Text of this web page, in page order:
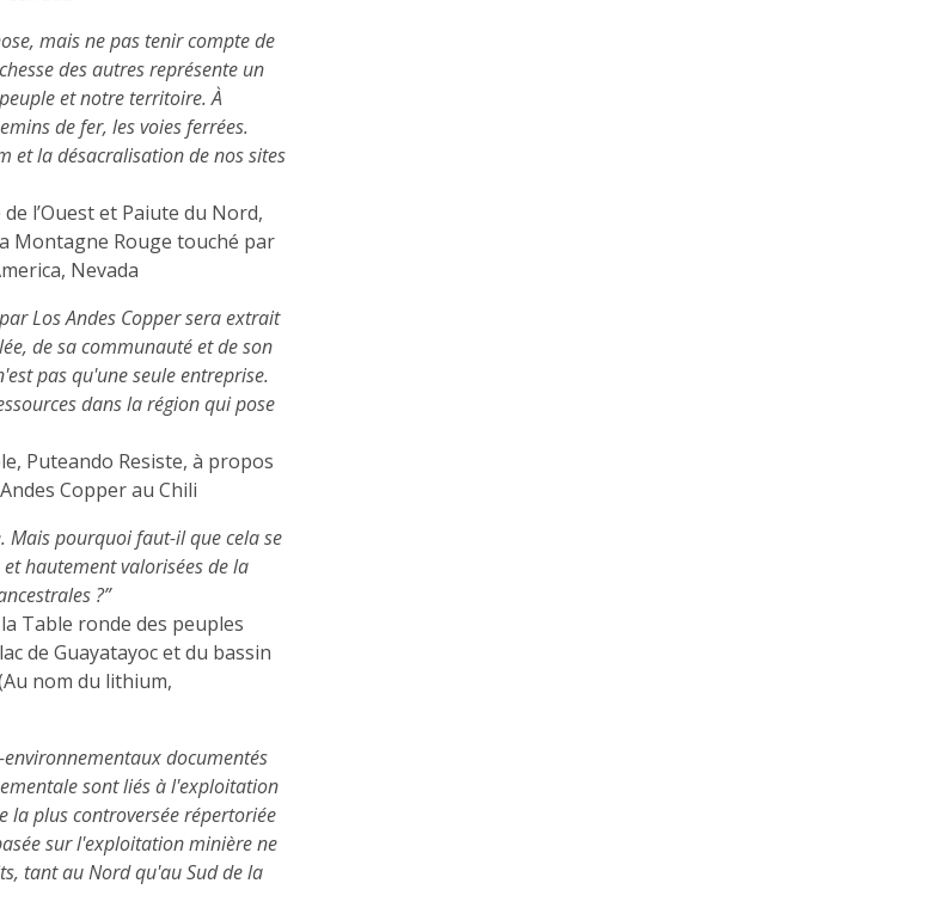
mais ne pas tenir compte de
des autres représente un
et notre territoire. À
de fer, les voies ferrées.
et la désacralisation de nos sites
l’Ouest et Paiute du Nord,
Montagne Rouge touché par
Nevada
Los Andes Copper sera extrait
de sa communauté et de son
pas qu'une seule entreprise.
dans la région qui pose
Puteando Resiste, à propos
Copper au Chili
Mais pourquoi faut-il que cela se
hautement valorisées de la
?”
Table ronde des peuples
de Guayatayoc et du bassin
nom du lithium,
documentés
sont liés à l'exploitation
la plus controversée répertoriée
sur l'exploitation minière ne
tant au Nord qu'au Sud de la